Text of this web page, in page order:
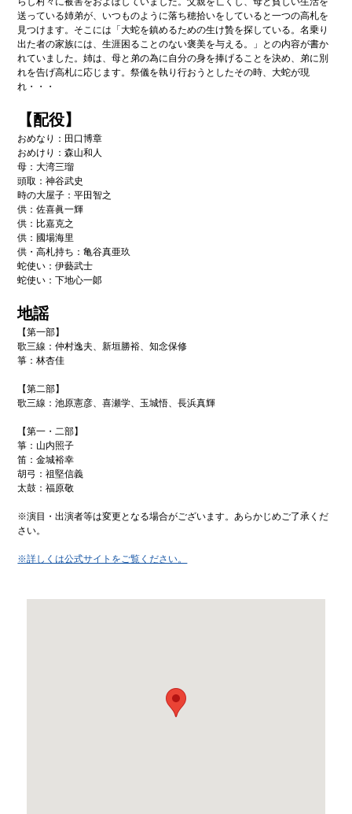
は
じ
め
て
ご
利
へ
新型コロナウイルス 関連
イベントカレンダー
サイトコンセプト
送っている姉弟が、いつものように落ち穂拾いをしていると一つの高札を
見つけます。そこには「大蛇を鎮めるための生け贄を探している。名乗り
出た者の家族には、生涯困ることのない褒美を与える。」との内容が書か
れていました。姉は、母と弟の為に自分の身を捧げることを決め、弟に別
れを告げ高札に応じます。祭儀を執り行おうとしたその時、大蛇が現
れ・・・
【配役】
おめなり：田口博章
おめけり：森山和人
母：大湾三瑠
頭取：神谷武史
時の大屋子：平田智之
供：佐喜眞一輝
供：比嘉克之
供：國場海里
供・高札持ち：亀谷真亜玖
蛇使い：伊藝武士
蛇使い：下地心一郞
地謡
【第一部】
歌三線：仲村逸夫、新垣勝裕、知念保修
箏：林杏佳
【第二部】
歌三線：池原憲彦、喜瀬学、玉城悟、長浜真輝
【第一・二部】
箏：山内照子
笛：金城裕幸
胡弓：祖堅信義
太鼓：福原敬
※演目・出演者等は変更となる場合がございます。あらかじめご了承くだ
さい。
※詳しくは公式サイトをご覧ください。